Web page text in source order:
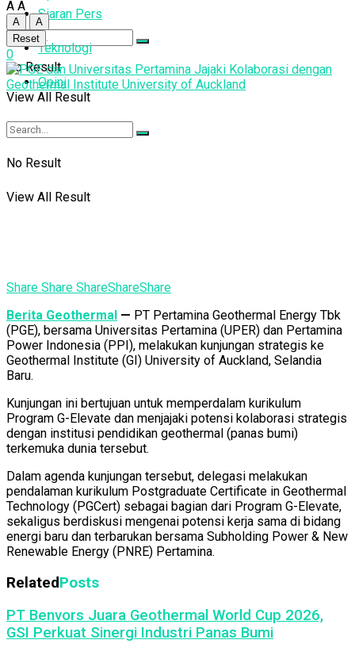
No Result
View All Result
Siaran Pers
Teknologi
Opini
No Result
View All Result
A A
A
A
Reset
0
Share Share ShareShareShare
Berita Geothermal — PT Pertamina Geothermal Energy Tbk
(PGE), bersama Universitas Pertamina (UPER) dan Pertamina
Power Indonesia (PPI), melakukan kunjungan strategis ke
Geothermal Institute (GI) University of Auckland, Selandia
Baru.
Kunjungan ini bertujuan untuk memperdalam kurikulum
Program G-Elevate dan menjajaki potensi kolaborasi strategis
dengan institusi pendidikan geothermal (panas bumi)
terkemuka dunia tersebut.
Dalam agenda kunjungan tersebut, delegasi melakukan
pendalaman kurikulum Postgraduate Certificate in Geothermal
Technology (PGCert) sebagai bagian dari Program G-Elevate,
sekaligus berdiskusi mengenai potensi kerja sama di bidang
energi baru dan terbarukan bersama Subholding Power & New
Renewable Energy (PNRE) Pertamina.
RelatedPosts
PT Benvors Juara Geothermal World Cup 2026,
GSI Perkuat Sinergi Industri Panas Bumi